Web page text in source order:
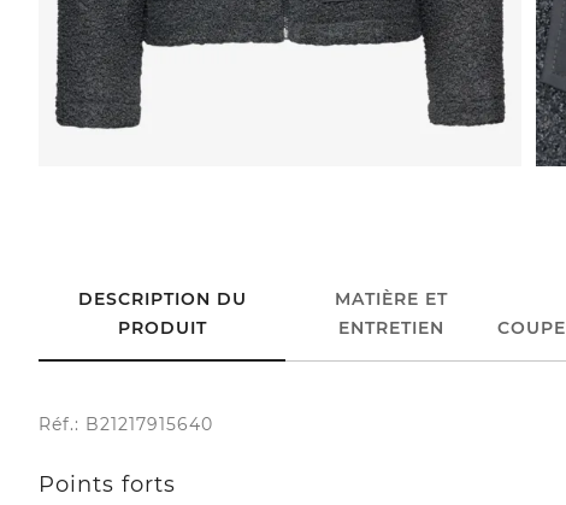
DESCRIPTION DU
PRODUIT
MATIÈRE ET
ENTRETIEN
COUPE
Réf.: B21217915640
Points forts